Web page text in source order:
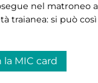
nel matroneo
traianea: si può
la MIC card